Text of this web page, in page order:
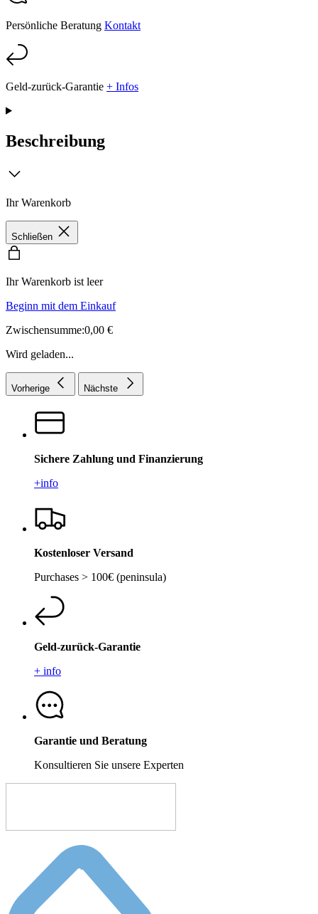
Persönliche Beratung Kontakt
Geld-zurück-Garantie + Infos
Beschreibung
Ihr Warenkorb
Schließen
Ihr Warenkorb ist leer
Beginn mit dem Einkauf
Zwischensumme:0,00 €
Wird geladen...
Vorherige Nächste
Sichere Zahlung und Finanzierung
+info
Kostenloser Versand
Purchases > 100€ (peninsula)
Geld-zurück-Garantie
+ info
Garantie und Beratung
Konsultieren Sie unsere Experten